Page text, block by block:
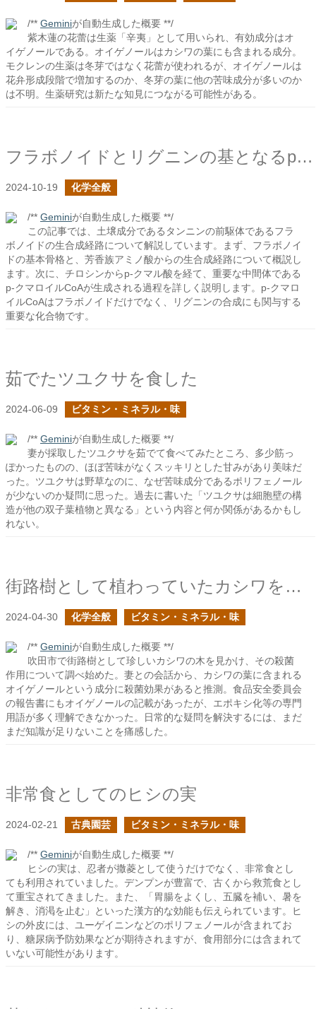
/** Geminiが自動生成した概要 **/
紫木蓮の花蕾は生薬「辛夷」として用いられ、有効成分はオ
イゲノールである。オイゲノールはカシワの葉にも含まれる成分。
モクレンの生薬は冬芽ではなく花蕾が使われるが、オイゲノールは
花弁形成段階で増加するのか、冬芽の葉に他の苦味成分が多いのか
は不明。生薬研究は新たな知見につながる可能性がある。
フラボノイドとリグニンの基となるp-クマロイルCoA
2024-10-19 化学全般
/** Geminiが自動生成した概要 **/
この記事では、土壌成分であるタンニンの前駆体であるフラ
ボノイドの生合成経路について解説しています。まず、フラボノイ
ドの基本骨格と、芳香族アミノ酸からの生合成経路について概説し
ます。次に、チロシンからp-クマル酸を経て、重要な中間体である
p-クマロイルCoAが生成される過程を詳しく説明します。p-クマロ
イルCoAはフラボノイドだけでなく、リグニンの合成にも関与する
重要な化合物です。
茹でたツユクサを食した
2024-06-09 ビタミン・ミネラル・味
/** Geminiが自動生成した概要 **/
妻が採取したツユクサを茹でて食べてみたところ、多少筋っ
ぽかったものの、ほぼ苦味がなくスッキリとした甘みがあり美味だ
った。ツユクサは野草なのに、なぜ苦味成分であるポリフェノール
が少ないのか疑問に思った。過去に書いた「ツユクサは細胞壁の構
造が他の双子葉植物と異なる」という内容と何か関係があるかもし
れない。
街路樹として植わっていたカシワを見かけた
2024-04-30 化学全般 ビタミン・ミネラル・味
/** Geminiが自動生成した概要 **/
吹田市で街路樹として珍しいカシワの木を見かけ、その殺菌
作用について調べ始めた。妻との会話から、カシワの葉に含まれる
オイゲノールという成分に殺菌効果があると推測。食品安全委員会
の報告書にもオイゲノールの記載があったが、エポキシ化等の専門
用語が多く理解できなかった。日常的な疑問を解決するには、まだ
まだ知識が足りないことを痛感した。
非常食としてのヒシの実
2024-02-21 古典園芸 ビタミン・ミネラル・味
/** Geminiが自動生成した概要 **/
ヒシの実は、忍者が撒菱として使うだけでなく、非常食とし
ても利用されていました。デンプンが豊富で、古くから救荒食とし
て重宝されてきました。また、「胃腸をよくし、五臓を補い、暑を
解き、消渇を止む」といった漢方的な効能も伝えられています。ヒ
シの外皮には、ユーゲイニンなどのポリフェノールが含まれてお
り、糖尿病予防効果などが期待されますが、食用部分には含まれて
いない可能性があります。